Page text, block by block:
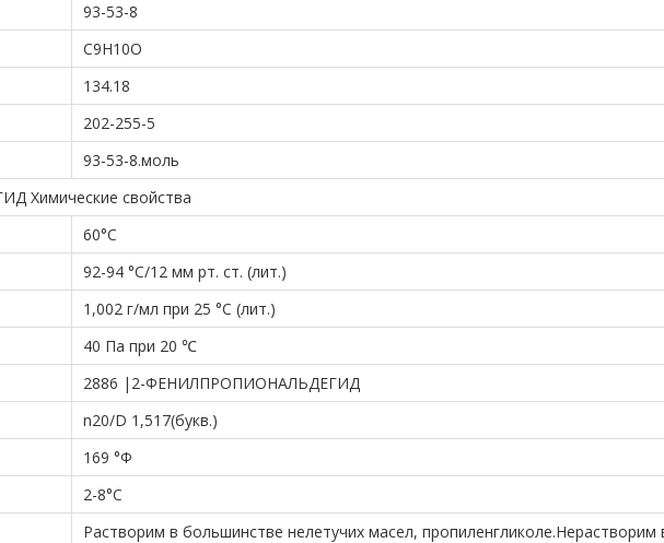
93-53-8
C9H10O
134.18
202-255-5
93-53-8.моль
Химические свойства
60°С
92-94 °С/12 мм рт. ст. (лит.)
1,002 г/мл при 25 °C (лит.)
40 Па при 20 ℃
2886 |2-ФЕНИЛПРОПИОНАЛЬДЕГИД
n20/D 1,517(букв.)
169 °Ф
2-8°С
Растворим в большинстве нелетучих масел, пропиленгликоле.Нерастворим